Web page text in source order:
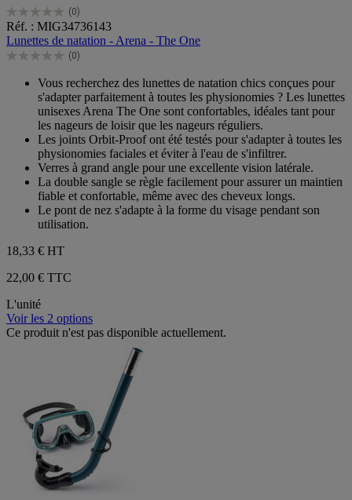
(0)
0.0
sur
5
étoiles.
Réf. : MIG34736143
Lunettes de natation - Arena - The One
(0)
0.0
étoiles.
Vous recherchez des lunettes de natation chics conçues pour
s'adapter parfaitement à toutes les physionomies ? Les lunettes
unisexes Arena The One sont confortables, idéales tant pour
les nageurs de loisir que les nageurs réguliers.
Les joints Orbit-Proof ont été testés pour s'adapter à toutes les
physionomies faciales et éviter à l'eau de s'infiltrer.
Verres à grand angle pour une excellente vision latérale.
La double sangle se règle facilement pour assurer un maintien
fiable et confortable, même avec des cheveux longs.
Le pont de nez s'adapte à la forme du visage pendant son
utilisation.
18,33 € HT
22,00 € TTC
L'unité
Voir les 2 options
Ce produit n'est pas disponible actuellement.